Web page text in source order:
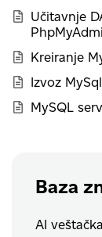
Učitavnje
Kreiranje
Izvoz
MySQL
Baza
AI